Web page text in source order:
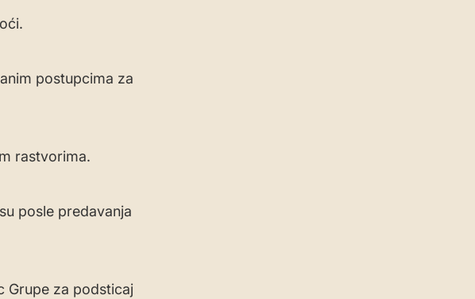
postupcima za
rastvorima.
posle predavanja
Grupe za podsticaj